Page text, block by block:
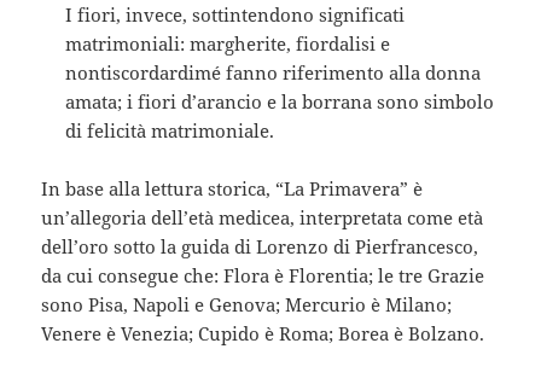
I fiori, invece, sottintendono significati
matrimoniali: margherite, fiordalisi e
nontiscordardimé fanno riferimento alla donna
amata; i fiori d’arancio e la borrana sono simbolo
di felicità matrimoniale.
In base alla lettura storica, “La Primavera” è
un’allegoria dell’età medicea, interpretata come età
dell’oro sotto la guida di Lorenzo di Pierfrancesco,
da cui consegue che: Flora è Florentia; le tre Grazie
sono Pisa, Napoli e Genova; Mercurio è Milano;
Venere è Venezia; Cupido è Roma; Borea è Bolzano.